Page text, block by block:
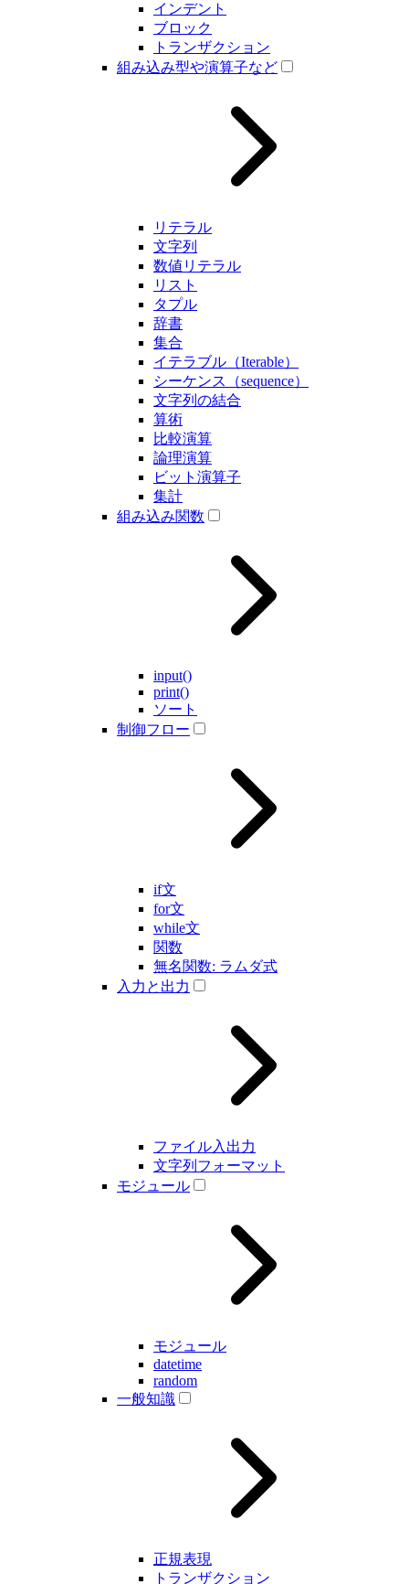
インデント
ブロック
トランザクション
組み込み型や演算子など
リテラル
文字列
数値リテラル
リスト
タプル
辞書
集合
イテラブル（Iterable）
シーケンス（sequence）
文字列の結合
算術
比較演算
論理演算
ビット演算子
集計
組み込み関数
input()
print()
ソート
制御フロー
if文
for文
while文
関数
無名関数: ラムダ式
入力と出力
ファイル入出力
文字列フォーマット
モジュール
モジュール
datetime
random
一般知識
正規表現
トランザクション